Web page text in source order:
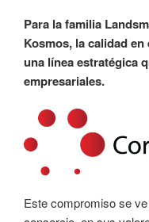
Para la familia
Kosmos, la calidad
una línea estratégica
empresariales.
Este compromiso se